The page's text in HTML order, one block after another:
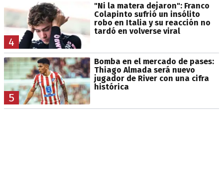
4
"Ni la matera dejaron": Franco
Colapinto sufrió un insólito
robo en Italia y su reacción no
tardó en volverse viral
5
Bomba en el mercado de pases:
Thiago Almada será nuevo
jugador de River con una cifra
histórica